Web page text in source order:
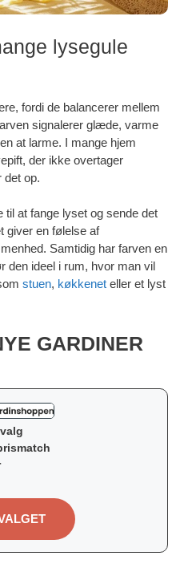
lysegule
fordi de balancerer mellem
signalerer glæde, varme
at larme. I mange hjem
der ikke overtager
det op.
til at fange lyset og sende det
giver en følelse af
Samtidig har farven en
den ideel i rum, hvor man vil
stuen, køkkenet eller et lyst
GARDINER